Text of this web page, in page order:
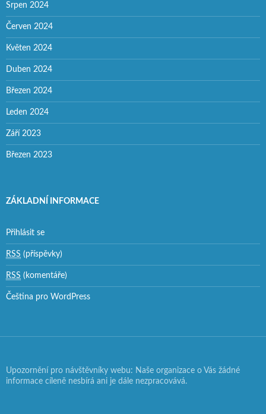
Srpen 2024
Červen 2024
Květen 2024
Duben 2024
Březen 2024
Leden 2024
Září 2023
Březen 2023
ZÁKLADNÍ INFORMACE
Přihlásit se
RSS (příspěvky)
RSS (komentáře)
Čeština pro WordPress
Upozornění pro návštěvníky webu: Naše organizace o Vás žádné
informace cíleně nesbírá ani je dále nezpracovává.